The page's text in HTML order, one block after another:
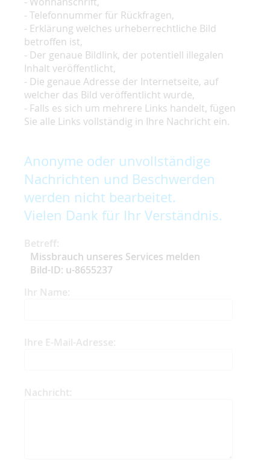
- Telefonnummer für Rückfragen,
- Erklärung welches urheberrechtliche Bild
betroffen ist,
- Der genaue Bildlink, der potentiell illegalen
Inhalt veröffentlicht,
- Die genaue Adresse der Internetseite, auf
welcher das Bild veröffentlicht wurde,
- Falls es sich um mehrere Links handelt, fügen
Sie alle Links vollständig in Ihre Nachricht ein.
Anonyme oder unvollständige
Nachrichten und Beschwerden
werden nicht bearbeitet.
Vielen Dank für Ihr Verständnis.
Betreff:
Missbrauch unseres Services melden
Bild-ID: u-8655237
Ihr Name:
Ihre E-Mail-Adresse:
Nachricht: